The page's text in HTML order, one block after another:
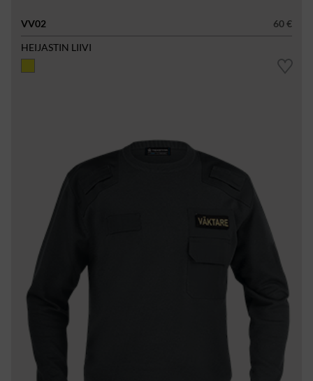
VV02
60 €
HEIJASTIN LIIVI